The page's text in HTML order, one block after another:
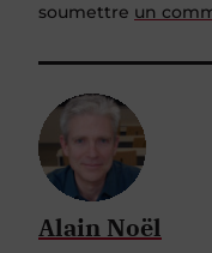
soumettre un
Alain Noël